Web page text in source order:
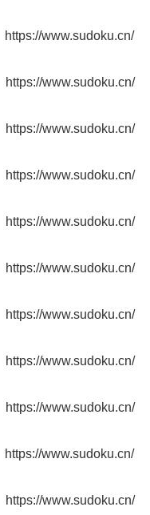
https://www.sudoku.cn/
https://www.sudoku.cn/
https://www.sudoku.cn/
https://www.sudoku.cn/
https://www.sudoku.cn/
https://www.sudoku.cn/
https://www.sudoku.cn/
https://www.sudoku.cn/
https://www.sudoku.cn/
https://www.sudoku.cn/
https://www.sudoku.cn/